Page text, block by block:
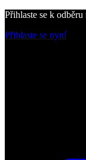
Přihlaste se k
Přihlaste se nyní